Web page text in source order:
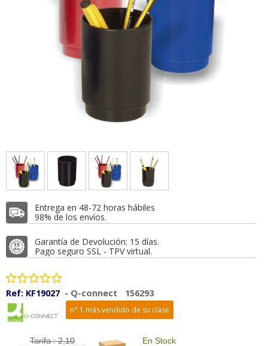
Entrega en 48-72 horas hábiles
98% de los envíos.
Garantía de Devolución: 15 días.
Pago seguro SSL - TPV virtual.
Ref: KF19027 - Q-connect 156293
n° 1 más vendido de su clase
Tarifa :2,10
En Stock